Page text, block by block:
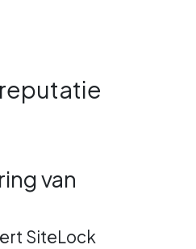
van
SiteLock